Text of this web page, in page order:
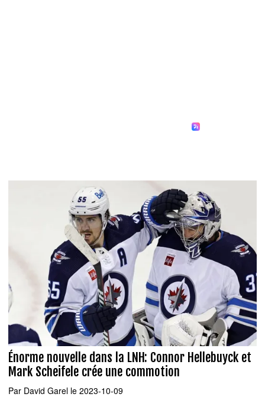
Énorme nouvelle dans la LNH: Connor Hellebuyck et
Mark Scheifele crée une commotion
Par David Garel le 2023-10-09